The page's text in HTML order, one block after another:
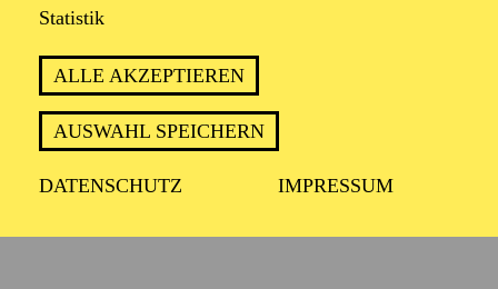
Statistik
ALLE AKZEPTIEREN
AUSWAHL SPEICHERN
DATENSCHUTZ IMPRESSUM
ca. eine Stunde